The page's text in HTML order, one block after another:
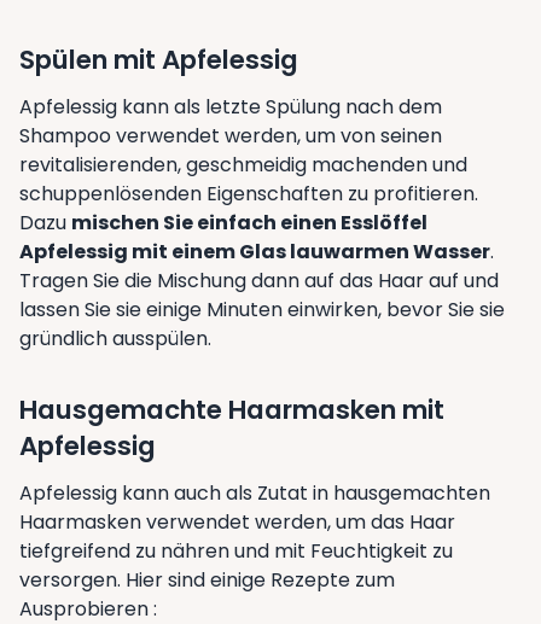
Spülen mit Apfelessig
Apfelessig kann als letzte Spülung nach dem
Shampoo verwendet werden, um von seinen
revitalisierenden, geschmeidig machenden und
schuppenlösenden Eigenschaften zu profitieren.
Dazu mischen Sie einfach einen Esslöffel
Apfelessig mit einem Glas lauwarmen Wasser.
Tragen Sie die Mischung dann auf das Haar auf und
lassen Sie sie einige Minuten einwirken, bevor Sie sie
gründlich ausspülen.
Hausgemachte Haarmasken mit
Apfelessig
Apfelessig kann auch als Zutat in hausgemachten
Haarmasken verwendet werden, um das Haar
tiefgreifend zu nähren und mit Feuchtigkeit zu
versorgen. Hier sind einige Rezepte zum
Ausprobieren :